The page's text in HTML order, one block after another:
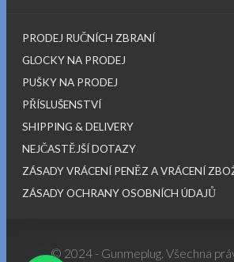
PRODEJ RUČNÍCH ZBRANÍ
GLOCKY NA PRODEJ
PUŠKY NA PRODEJ
PŘÍSLUŠENSTVÍ
SHIPPING & DELIVERY
NEJČASTĚJŠÍ DOTAZY
ZÁSADY VRÁCENÍ PENĚZ A VRÁCENÍ
ZÁSADY OCHRANY OSOBNÍCH ÚDAJŮ
© 2024 - Gunmeplug. Všechna